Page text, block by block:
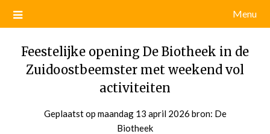
Menu
Feestelijke opening De Biotheek in de
Zuidoostbeemster met weekend vol
activiteiten
Geplaatst op maandag 13 april 2026 door
bron: De
Biotheek